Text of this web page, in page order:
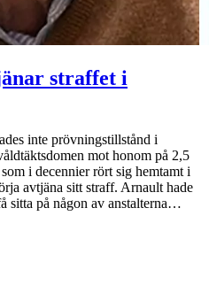
straffet i
inte prövningstillstånd i
mot honom på 2,5
i decennier rört sig hemtamt i
avtjäna sitt straff. Arnault hade
sitta på någon av anstalterna…